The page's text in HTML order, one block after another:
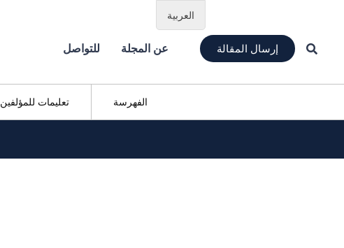
للتواصل عن المجلة إرسال المقالة
تعليمات للمؤلفين الفهرسة
العربية